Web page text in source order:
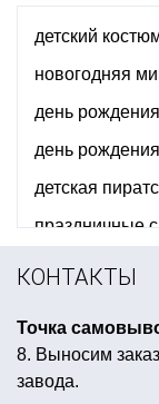
детский
новогодняя
день
день
детская
праздничные
купить шлем
гавайская
КОНТАКТЫ
Точка
8. Выносим
завода.